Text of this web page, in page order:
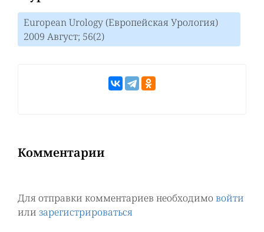
European Urology (Европейская Урология)
2009 Август; 56(2)
Комментарии
Для отправки комментариев необходимо войти
или зарегистрироваться